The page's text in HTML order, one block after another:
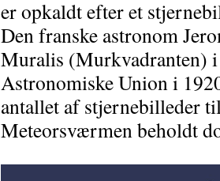
er opkaldt efter et
Den franske astronom
Muralis (Murkvadranten)
Astronomiske Union i
antallet af stjernebilleder
Meteorsværmen beholdt